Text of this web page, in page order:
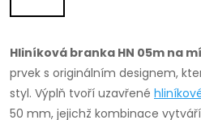
Hliníková branka HN 05m na
prvek s originálním designem,
styl. Výplň tvoří uzavřené
50 mm, jejichž kombinace